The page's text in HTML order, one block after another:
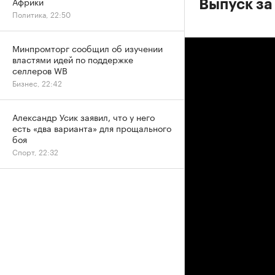
Выпуск
Политика, 22:50
Минпромторг сообщил об изучении
властями идей по поддержке
селлеров WB
Бизнес, 22:42
Александр Усик заявил, что у него
есть «два варианта» для прощального
боя
Спорт, 22:32